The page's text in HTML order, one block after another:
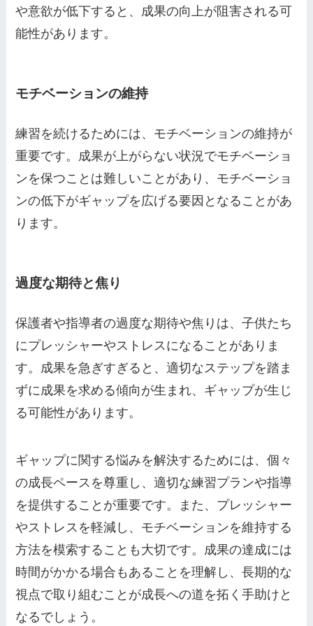
や意欲が低下すると、成果の向上が阻害される可
能性があります。
モチベーションの維持
練習を続けるためには、モチベーションの維持が
重要です。成果が上がらない状況でモチベーショ
ンを保つことは難しいことがあり、モチベーショ
ンの低下がギャップを広げる要因となることがあ
ります。
過度な期待と焦り
保護者や指導者の過度な期待や焦りは、子供たち
にプレッシャーやストレスになることがありま
す。成果を急ぎすぎると、適切なステップを踏ま
ずに成果を求める傾向が生まれ、ギャップが生じ
る可能性があります。
ギャップに関する悩みを解決するためには、個々
の成長ペースを尊重し、適切な練習プランや指導
を提供することが重要です。また、プレッシャー
やストレスを軽減し、モチベーションを維持する
方法を模索することも大切です。成果の達成には
時間がかかる場合もあることを理解し、長期的な
視点で取り組むことが成長への道を拓く手助けと
なるでしょう。